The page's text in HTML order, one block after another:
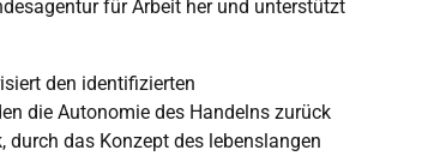
für Arbeit her und unterstützt
den identifizierten
die Autonomie des Handelns zurück
durch das Konzept des lebenslangen